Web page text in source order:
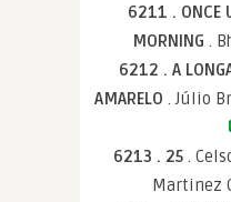
6211 . ONCE
MORNING.
6212 . A
AMARELO . Júlio
6213 . 25 .
Martinez